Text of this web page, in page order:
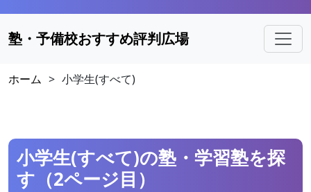
塾・予備校おすすめ評判広場
ホーム > 小学生(すべて)
小学生(すべて)の塾・学習塾を探
す（2ページ目）